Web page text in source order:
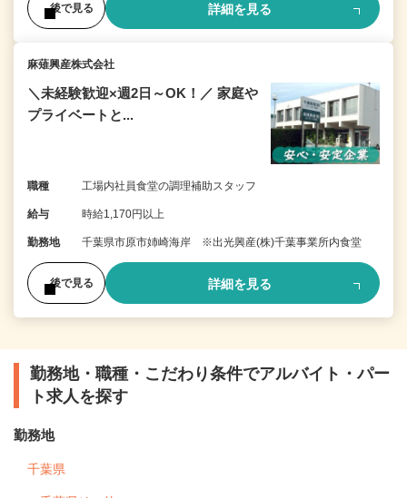
後で見る 詳細を見る
麻薙興産株式会社
＼未経験歓迎×週2日～OK！／ 家庭や
プライベートと...
職種 工場内社員食堂の調理補助スタッフ
給与 時給1,170円以上
勤務地 千葉県市原市姉崎海岸 ※出光興産(株)千葉事業所内食堂
後で見る 詳細を見る
勤務地・職種・こだわり条件でアルバイト・パー
ト求人を探す
勤務地
千葉県